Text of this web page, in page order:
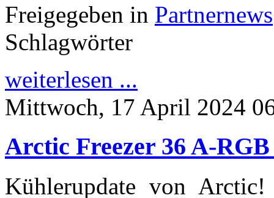
Freigegeben in Partnernews
Schlagwörter
weiterlesen ...
Mittwoch, 17 April 2024
Arctic Freezer 36 A-
Kühlerupdate von